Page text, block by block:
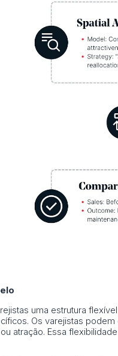
uma estrutura
Os varejistas
atração. Essa